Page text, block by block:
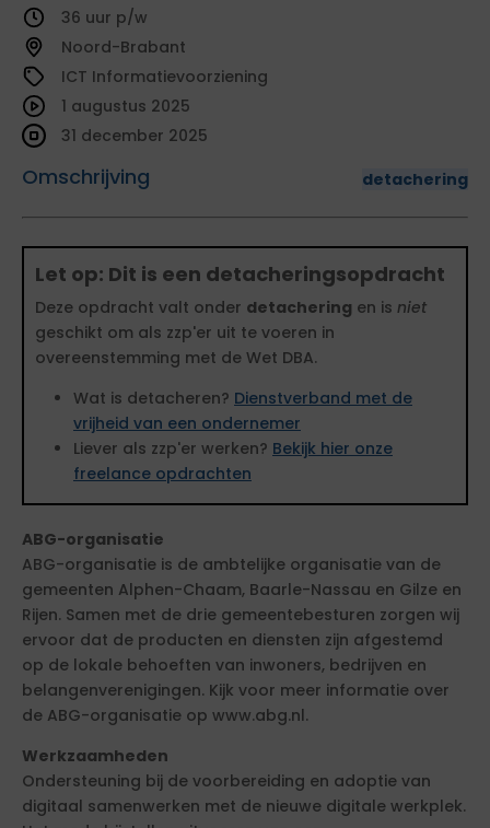
36
Noord-Brabant
ICT Informatievoorziening
Omschrijving detachering
1 augustus 2025
31 december 2025
Let op: Dit is een detacheringsopdracht
Deze opdracht valt onder detachering en is niet
geschikt om als zzp'er uit te voeren in
overeenstemming met de Wet DBA.
Wat is detacheren? Dienstverband met de
vrijheid van een ondernemer
Liever als zzp'er werken? Bekijk hier onze
freelance opdrachten
ABG-organisatie
ABG-organisatie is de ambtelijke organisatie van de
gemeenten Alphen-Chaam, Baarle-Nassau en Gilze en
Rijen. Samen met de drie gemeentebesturen zorgen wij
ervoor dat de producten en diensten zijn afgestemd
op de lokale behoeften van inwoners, bedrijven en
belangenverenigingen. Kijk voor meer informatie over
de ABG-organisatie op www.abg.nl.
Werkzaamheden
Ondersteuning bij de voorbereiding en adoptie van
digitaal samenwerken met de nieuwe digitale werkplek.